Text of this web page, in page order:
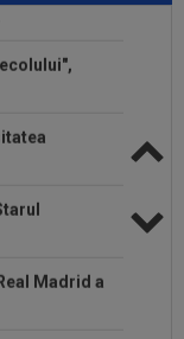
Madrid a
și vrea